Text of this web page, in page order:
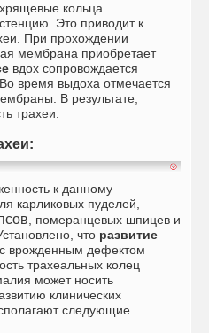
кольца
Это приводит к
При прохождении
мембрана приобретает
вдох сопровождается
время выдоха отмечается
В результате,
трахеи.
к данному
карликовых пуделей,
, померанцевых шпицев и
что развитие
врожденным дефектом
трахеальных колец
может носить
клинических
следующие